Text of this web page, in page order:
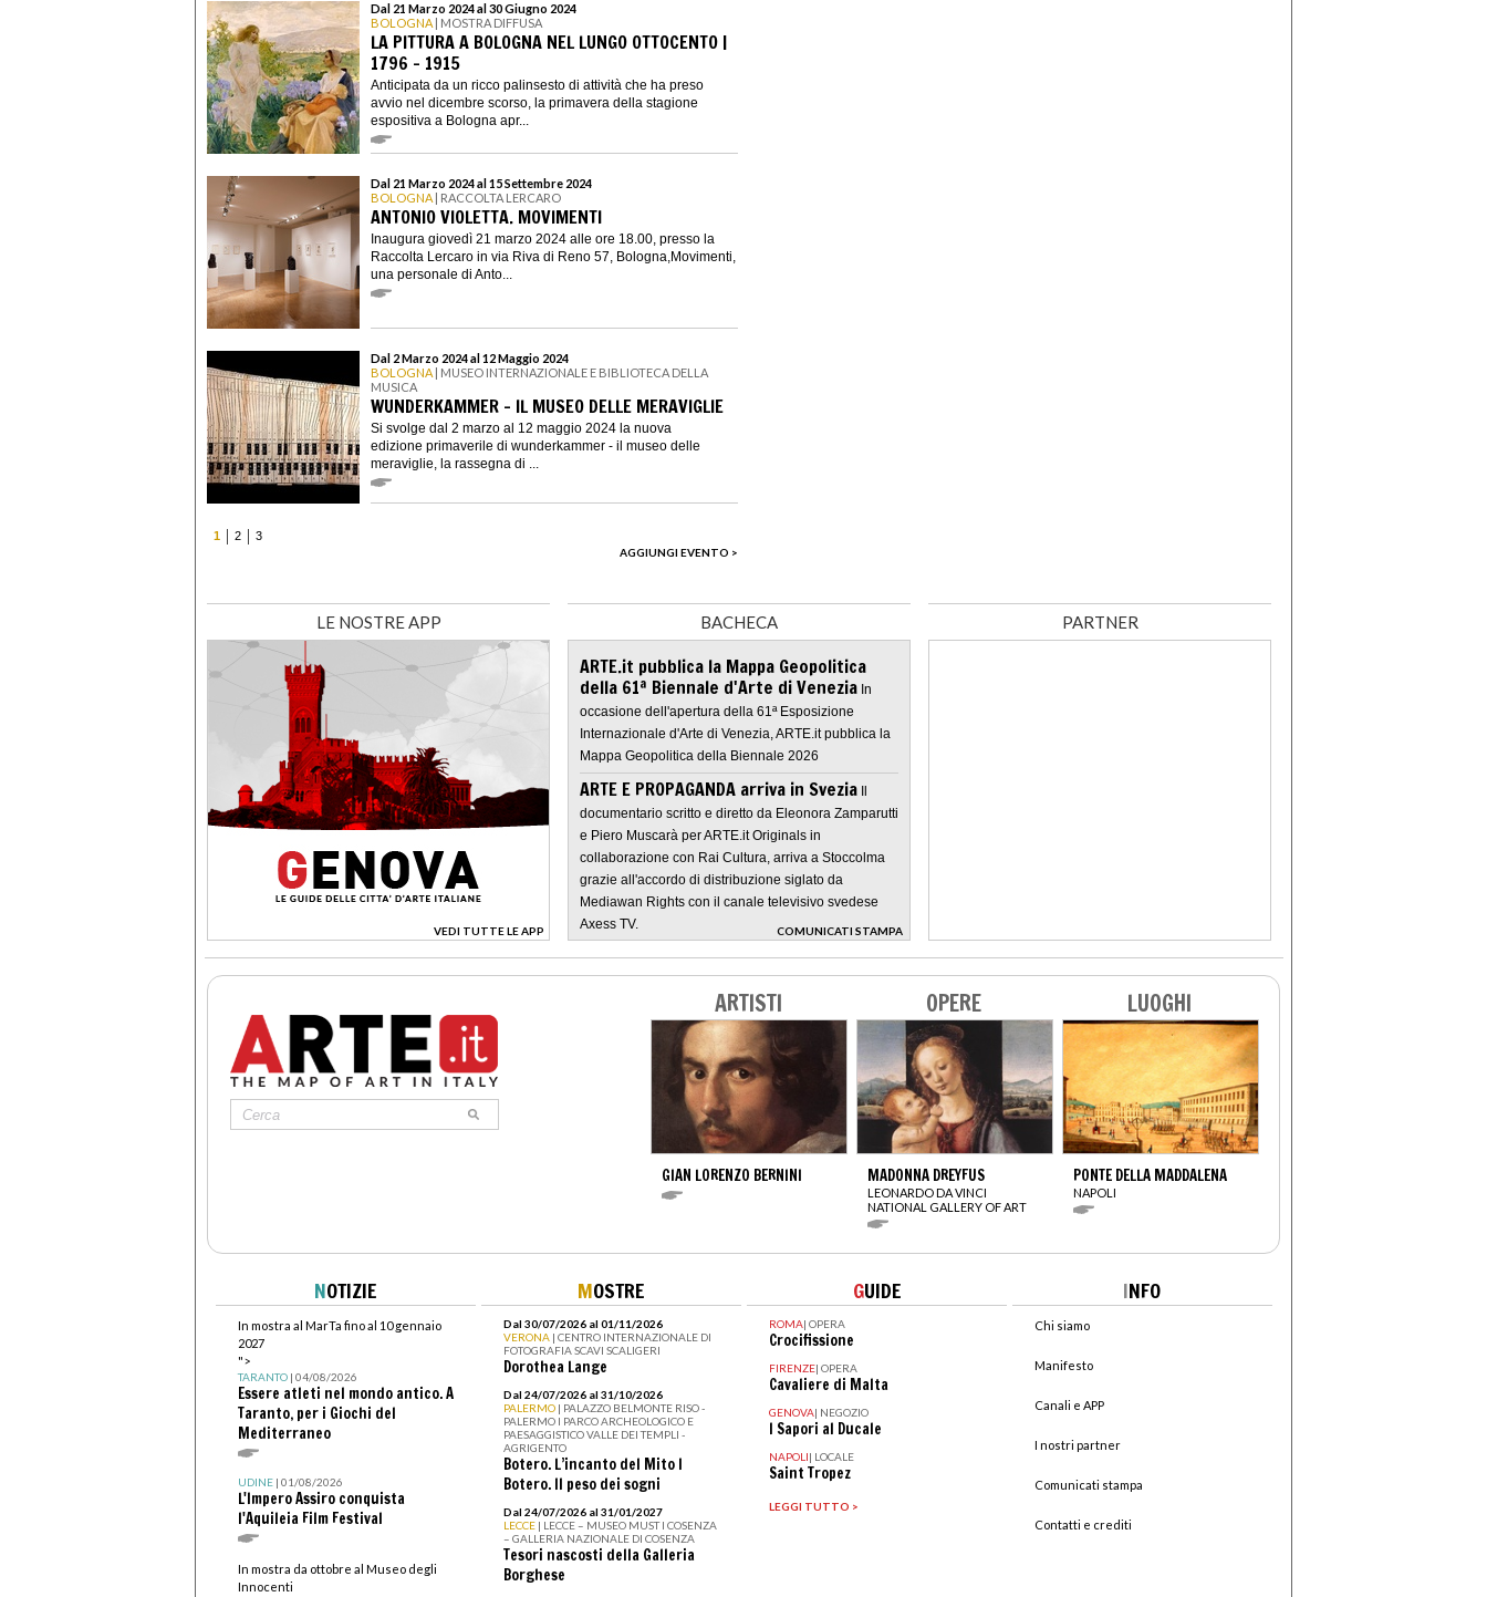
Dal 21 Marzo 2024 al 30 Giugno 2024
BOLOGNA | MOSTRA DIFFUSA
LA PITTURA A BOLOGNA NEL LUNGO OTTOCENTO |
1796 - 1915
Anticipata da un ricco palinsesto di attività che ha preso
avvio nel dicembre scorso, la primavera della stagione
espositiva a Bologna apr...
Dal 21 Marzo 2024 al 15 Settembre 2024
BOLOGNA | RACCOLTA LERCARO
ANTONIO VIOLETTA. MOVIMENTI
Inaugura giovedì 21 marzo 2024 alle ore 18.00, presso la
Raccolta Lercaro in via Riva di Reno 57, Bologna,Movimenti,
una personale di Anto...
Dal 2 Marzo 2024 al 12 Maggio 2024
BOLOGNA | MUSEO INTERNAZIONALE E BIBLIOTECA DELLA
MUSICA
WUNDERKAMMER - IL MUSEO DELLE MERAVIGLIE
Si svolge dal 2 marzo al 12 maggio 2024 la nuova
edizione primaverile di wunderkammer - il museo delle
meraviglie, la rassegna di ...
1 2
3
AGGIUNGI EVENTO >
LE NOSTRE APP
VEDI TUTTE LE APP
>
BACHECA
ARTE.it pubblica la Mappa Geopolitica
della 61ª Biennale d'Arte di Venezia In
occasione dell'apertura della 61ª Esposizione
Internazionale d'Arte di Venezia, ARTE.it pubblica la
Mappa Geopolitica della Biennale 2026
ARTE E PROPAGANDA arriva in Svezia
documentario scritto e diretto da Eleonora Zamparutti
e Piero Muscarà per ARTE.it Originals in
collaborazione con Rai Cultura, arriva a Stoccolma
grazie all'accordo di distribuzione siglato da
Mediawan Rights con il canale televisivo svedese
Axess TV.
COMUNICATI STAMPA
>
PARTNER
ARTISTI
GIAN LORENZO BERNINI
OPERE
MADONNA DREYFUS
LEONARDO DA VINCI
NATIONAL GALLERY OF ART
LUOGHI
PONTE DELLA MADDALENA
NAPOLI
NOTIZIE
In mostra al MarTa fino al 10 gennaio
2027
">
TARANTO| 04/08/2026
Essere atleti nel mondo antico. A
Taranto, per i Giochi del
Mediterraneo
UDINE| 01/08/2026
L'Impero Assiro conquista
l'Aquileia Film Festival
In mostra da ottobre al Museo degli
Innocenti
MOSTRE
Dal 30/07/2026 al 01/11/2026
VERONA | CENTRO INTERNAZIONALE DI
FOTOGRAFIA SCAVI SCALIGERI
Dorothea Lange
Dal 24/07/2026 al 31/10/2026
PALERMO | PALAZZO BELMONTE RISO -
PALERMO I PARCO ARCHEOLOGICO E
PAESAGGISTICO VALLE DEI TEMPLI -
AGRIGENTO
Botero. L’incanto del Mito I
Botero. Il peso dei sogni
Dal 24/07/2026 al 31/01/2027
LECCE | LECCE – MUSEO MUST I COSENZA
– GALLERIA NAZIONALE DI COSENZA
Tesori nascosti della Galleria
Borghese
GUIDE
ROMA| OPERA
Crocifissione
FIRENZE| OPERA
Cavaliere di Malta
GENOVA| NEGOZIO
I Sapori al Ducale
NAPOLI| LOCALE
Saint Tropez
LEGGI TUTTO >
INFO
Chi siamo
Manifesto
Canali e APP
I nostri partner
Comunicati stampa
Contatti e crediti